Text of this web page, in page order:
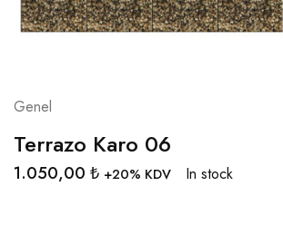
Genel
Terrazo Karo 06
1.050,00 ₺ +20% KDV In stock